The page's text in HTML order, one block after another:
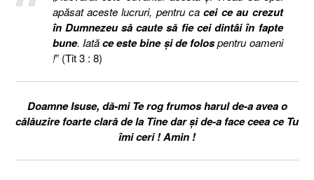
apăsat aceste lucruri, pentru cacei ce au crezut
în Dumnezeu să caute să fie cei dintâi în fapte
bune. Iatăce este bine şi de folospentru oameni
!” (Tit 3 : 8)
Doamne Isuse, dă-mi Te rog frumos harul de-a avea o
călăuzire foarte clară de la Tine dar și de-a face ceea ce Tu
îmi ceri ! Amin !